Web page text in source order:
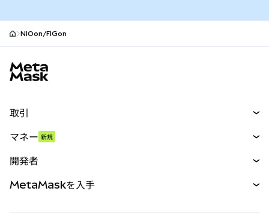
NIOon/FIGon
取引
パーペチュアル
RWA
マネー 新規
開発者
MetaMaskを入手